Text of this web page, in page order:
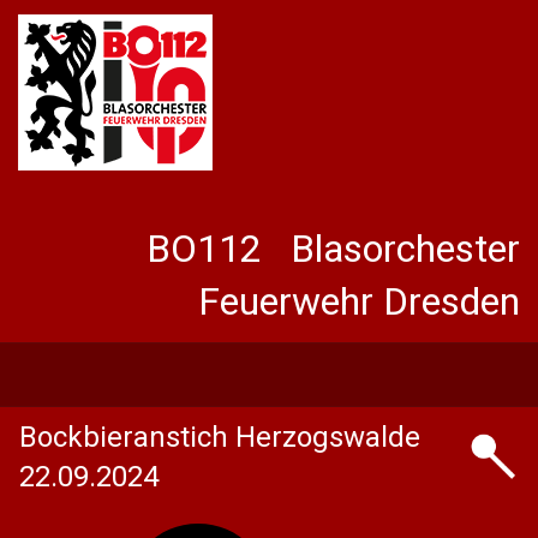
BO112 Blasorchester
Feuerwehr Dresden
Bockbieranstich Herzogswalde
22.09.2024